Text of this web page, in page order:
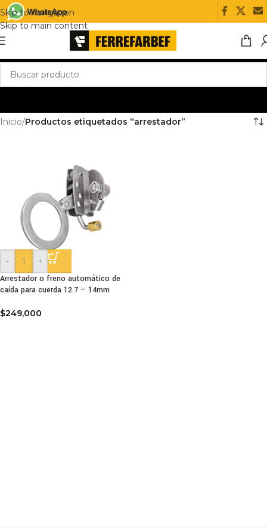
Skip to navigation
Skip to main content
Inicio/Productos etiquetados “arrestador”
-
+
Arrestador o freno automático de
caída para cuerda 12.7 – 14mm
$249,000